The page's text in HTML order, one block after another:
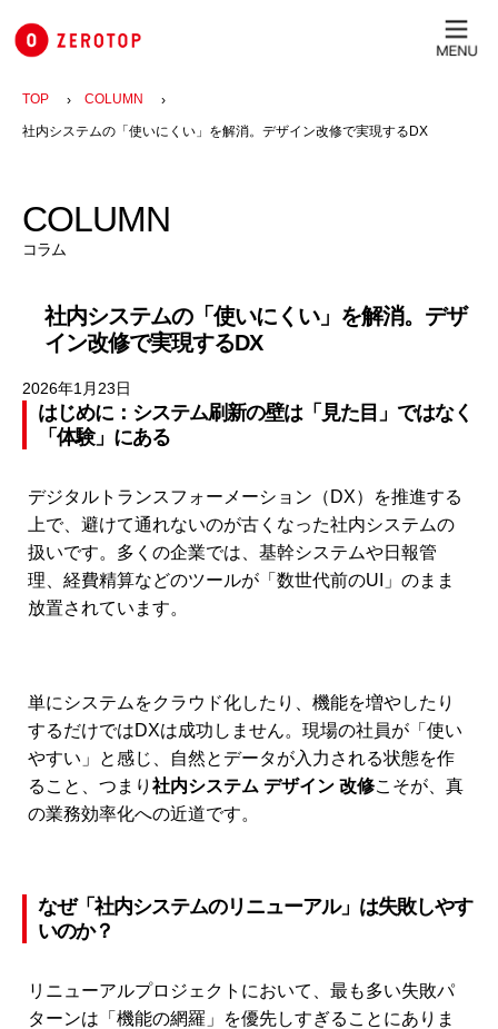
容
TOP COLUMN
社内システムの「使いにくい」を解消。デザイン改修で実現するDX
COLUMN
コラム
社内システムの「使いにくい」を解消。デザ
イン改修で実現するDX
2026年1月23日
はじめに：システム刷新の壁は「見た目」ではなく
「体験」にある
デジタルトランスフォーメーション（DX）を推進する
上で、避けて通れないのが古くなった社内システムの
扱いです。多くの企業では、基幹システムや日報管
理、経費精算などのツールが「数世代前のUI」のまま
放置されています。
単にシステムをクラウド化したり、機能を増やしたり
するだけではDXは成功しません。現場の社員が「使い
やすい」と感じ、自然とデータが入力される状態を作
ること、つまり 社内システム デザイン 改修こそが、真
の業務効率化への近道です。
なぜ「社内システムのリニューアル」は失敗しやす
いのか？
リニューアルプロジェクトにおいて、最も多い失敗パ
ターンは「機能の網羅」を優先しすぎることにありま